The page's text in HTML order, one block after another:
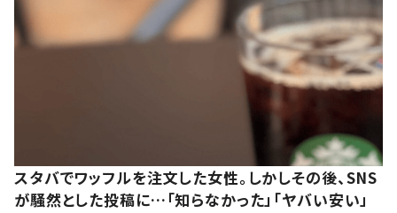
スタバでワッフルを注文した女性。しかしその後、SNS
が騒然とした投稿に…「知らなかった」「ヤバい安い」